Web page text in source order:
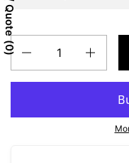
Quantity
Quote
0